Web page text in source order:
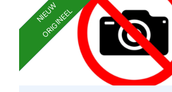
NIEUW
ORIGINEEL